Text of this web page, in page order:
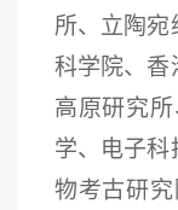
所、立陶
科学院、香
高原研究
学、电子
物考古研